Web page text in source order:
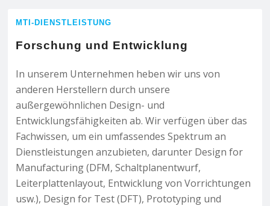
MTI-DIENSTLEISTUNG
Forschung und Entwicklung
In unserem Unternehmen heben wir uns von
anderen Herstellern durch unsere
außergewöhnlichen Design- und
Entwicklungsfähigkeiten ab. Wir verfügen über das
Fachwissen, um ein umfassendes Spektrum an
Dienstleistungen anzubieten, darunter Design for
Manufacturing (DFM, Schaltplanentwurf,
Leiterplattenlayout, Entwicklung von Vorrichtungen
usw.), Design for Test (DFT), Prototyping und